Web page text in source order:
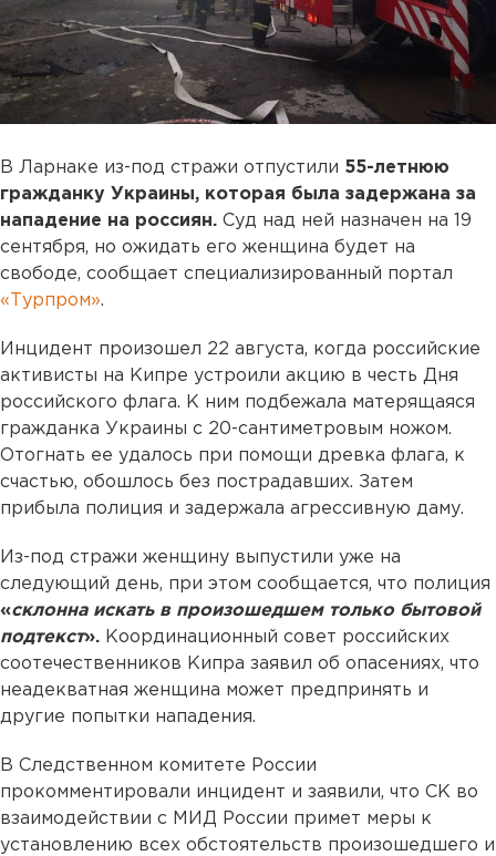
В Ларнаке из-под стражи отпустили 55-летнюю
гражданку Украины, которая была задержана за
нападение на россиян. Суд над ней назначен на 19
сентября, но ожидать его женщина будет на
свободе, сообщает специализированный портал
«Турпром».
Инцидент произошел 22 августа, когда российские
активисты на Кипре устроили акцию в честь Дня
российского флага. К ним подбежала матерящаяся
гражданка Украины с 20-сантиметровым ножом.
Отогнать ее удалось при помощи древка флага, к
счастью, обошлось без пострадавших. Затем
прибыла полиция и задержала агрессивную даму.
Из-под стражи женщину выпустили уже на
следующий день, при этом сообщается, что полиция
«склонна искать в произошедшем только бытовой
подтекст». Координационный совет российских
соотечественников Кипра заявил об опасениях, что
неадекватная женщина может предпринять и
другие попытки нападения.
В Следственном комитете России
прокомментировали инцидент и заявили, что СК во
взаимодействии с МИД России примет меры к
установлению всех обстоятельств произошедшего и